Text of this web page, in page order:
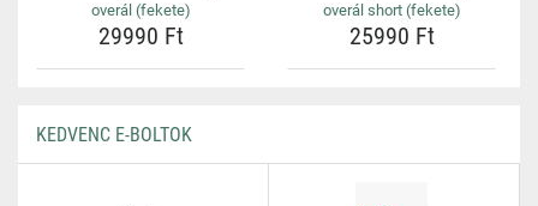
overál (fekete)
29990 Ft
overál short (fekete)
25990 Ft
KEDVENC E-BOLTOK